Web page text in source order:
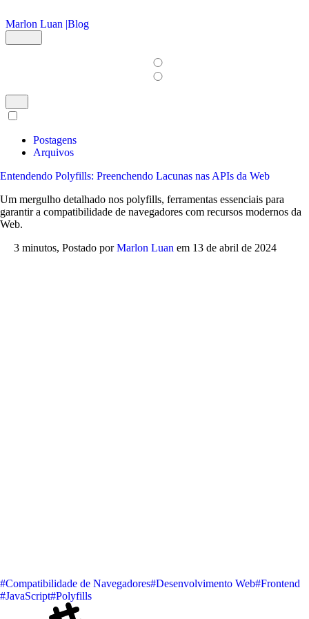
Marlon Luan |Blog
Postagens
Arquivos
Entendendo Polyfills: Preenchendo Lacunas nas APIs da Web
Um mergulho detalhado nos polyfills, ferramentas essenciais para
garantir a compatibilidade de navegadores com recursos modernos da
Web.
3 minutos, Postado porMarlon Luan em 13 de abril de 2024
#Compatibilidade de Navegadores#Desenvolvimento Web#Frontend
#JavaScript#Polyfills